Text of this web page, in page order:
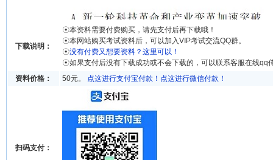
下载说明：
☉本资料需要付费购买，请先支付后再下载哦！
☉本网站购买考试资料后，可以加入VIP考试交流QQ群。
☉没有付费又想要资料？这里可以！
☉如果支付后没有下载成功或不会下载的，可以联系客服在线qq
资料价格：
50元。 点这进行支付宝付款！ 点这进行微信付款！
扫码支付：